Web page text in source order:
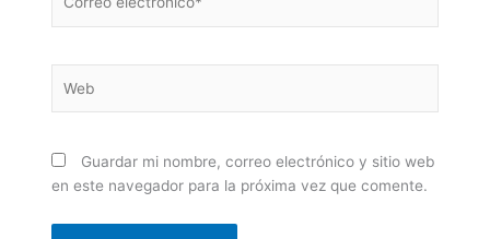
electrónico*
Guardar mi nombre, correo electrónico y sitio web
en este navegador para la próxima vez que comente.